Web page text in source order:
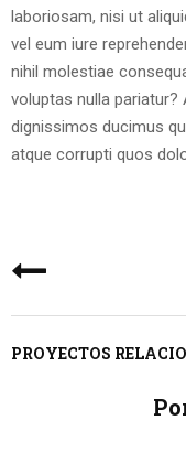
laboriosam, nisi ut
vel eum iure
nihil molestiae
voluptas nulla
dignissimos ducimus
atque corrupti quos
PROYECTOS